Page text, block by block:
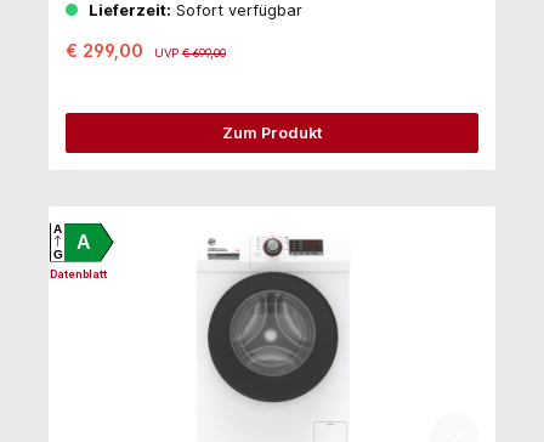
Lieferzeit: Sofort verfügbar
€ 299,00 UVP€ 699,00
Zum Produkt
A
A
G
Datenblatt